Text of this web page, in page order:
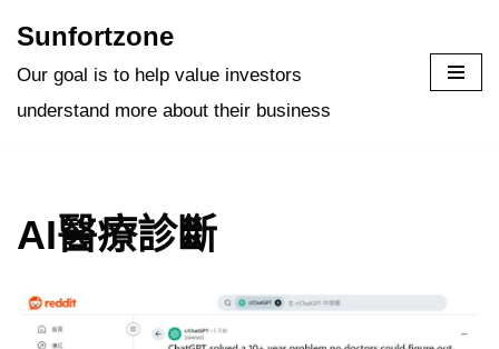
Skip
Sunfortzone
Our goal is to help value investors
understand more about their business
AI醫療診斷